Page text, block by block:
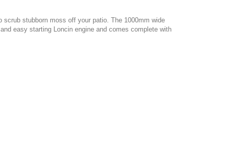
stubborn moss off your patio. The 1000mm wide
easy starting Loncin engine and comes complete with